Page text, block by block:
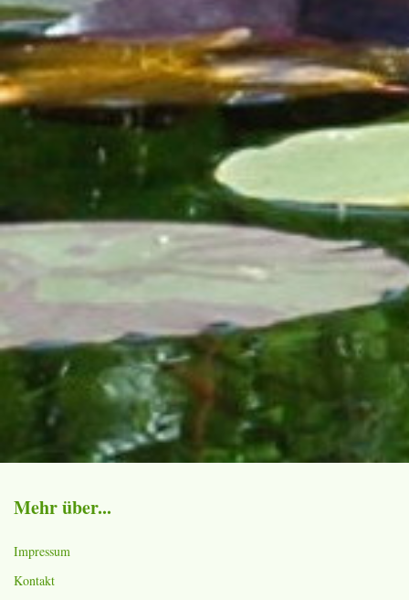
Mehr über...
Impressum
Kontakt